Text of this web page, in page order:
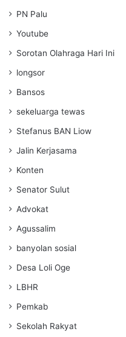
PN Palu
Youtube
Sorotan Olahraga Hari Ini
longsor
Bansos
sekeluarga tewas
Stefanus BAN Liow
Jalin Kerjasama
Konten
Senator Sulut
Advokat
Agussalim
banyolan sosial
Desa Loli Oge
LBHR
Pemkab
Sekolah Rakyat